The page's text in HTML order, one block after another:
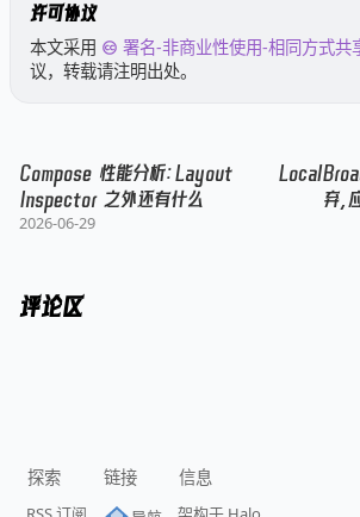
许可协议
本文采用 署名-非商业性使用-相同方式共
议，转载请注明出处。
Compose 性能分析：Layout
Inspector 之外还有什么
2026-06-29
弃
评论区
探索 链接 信息